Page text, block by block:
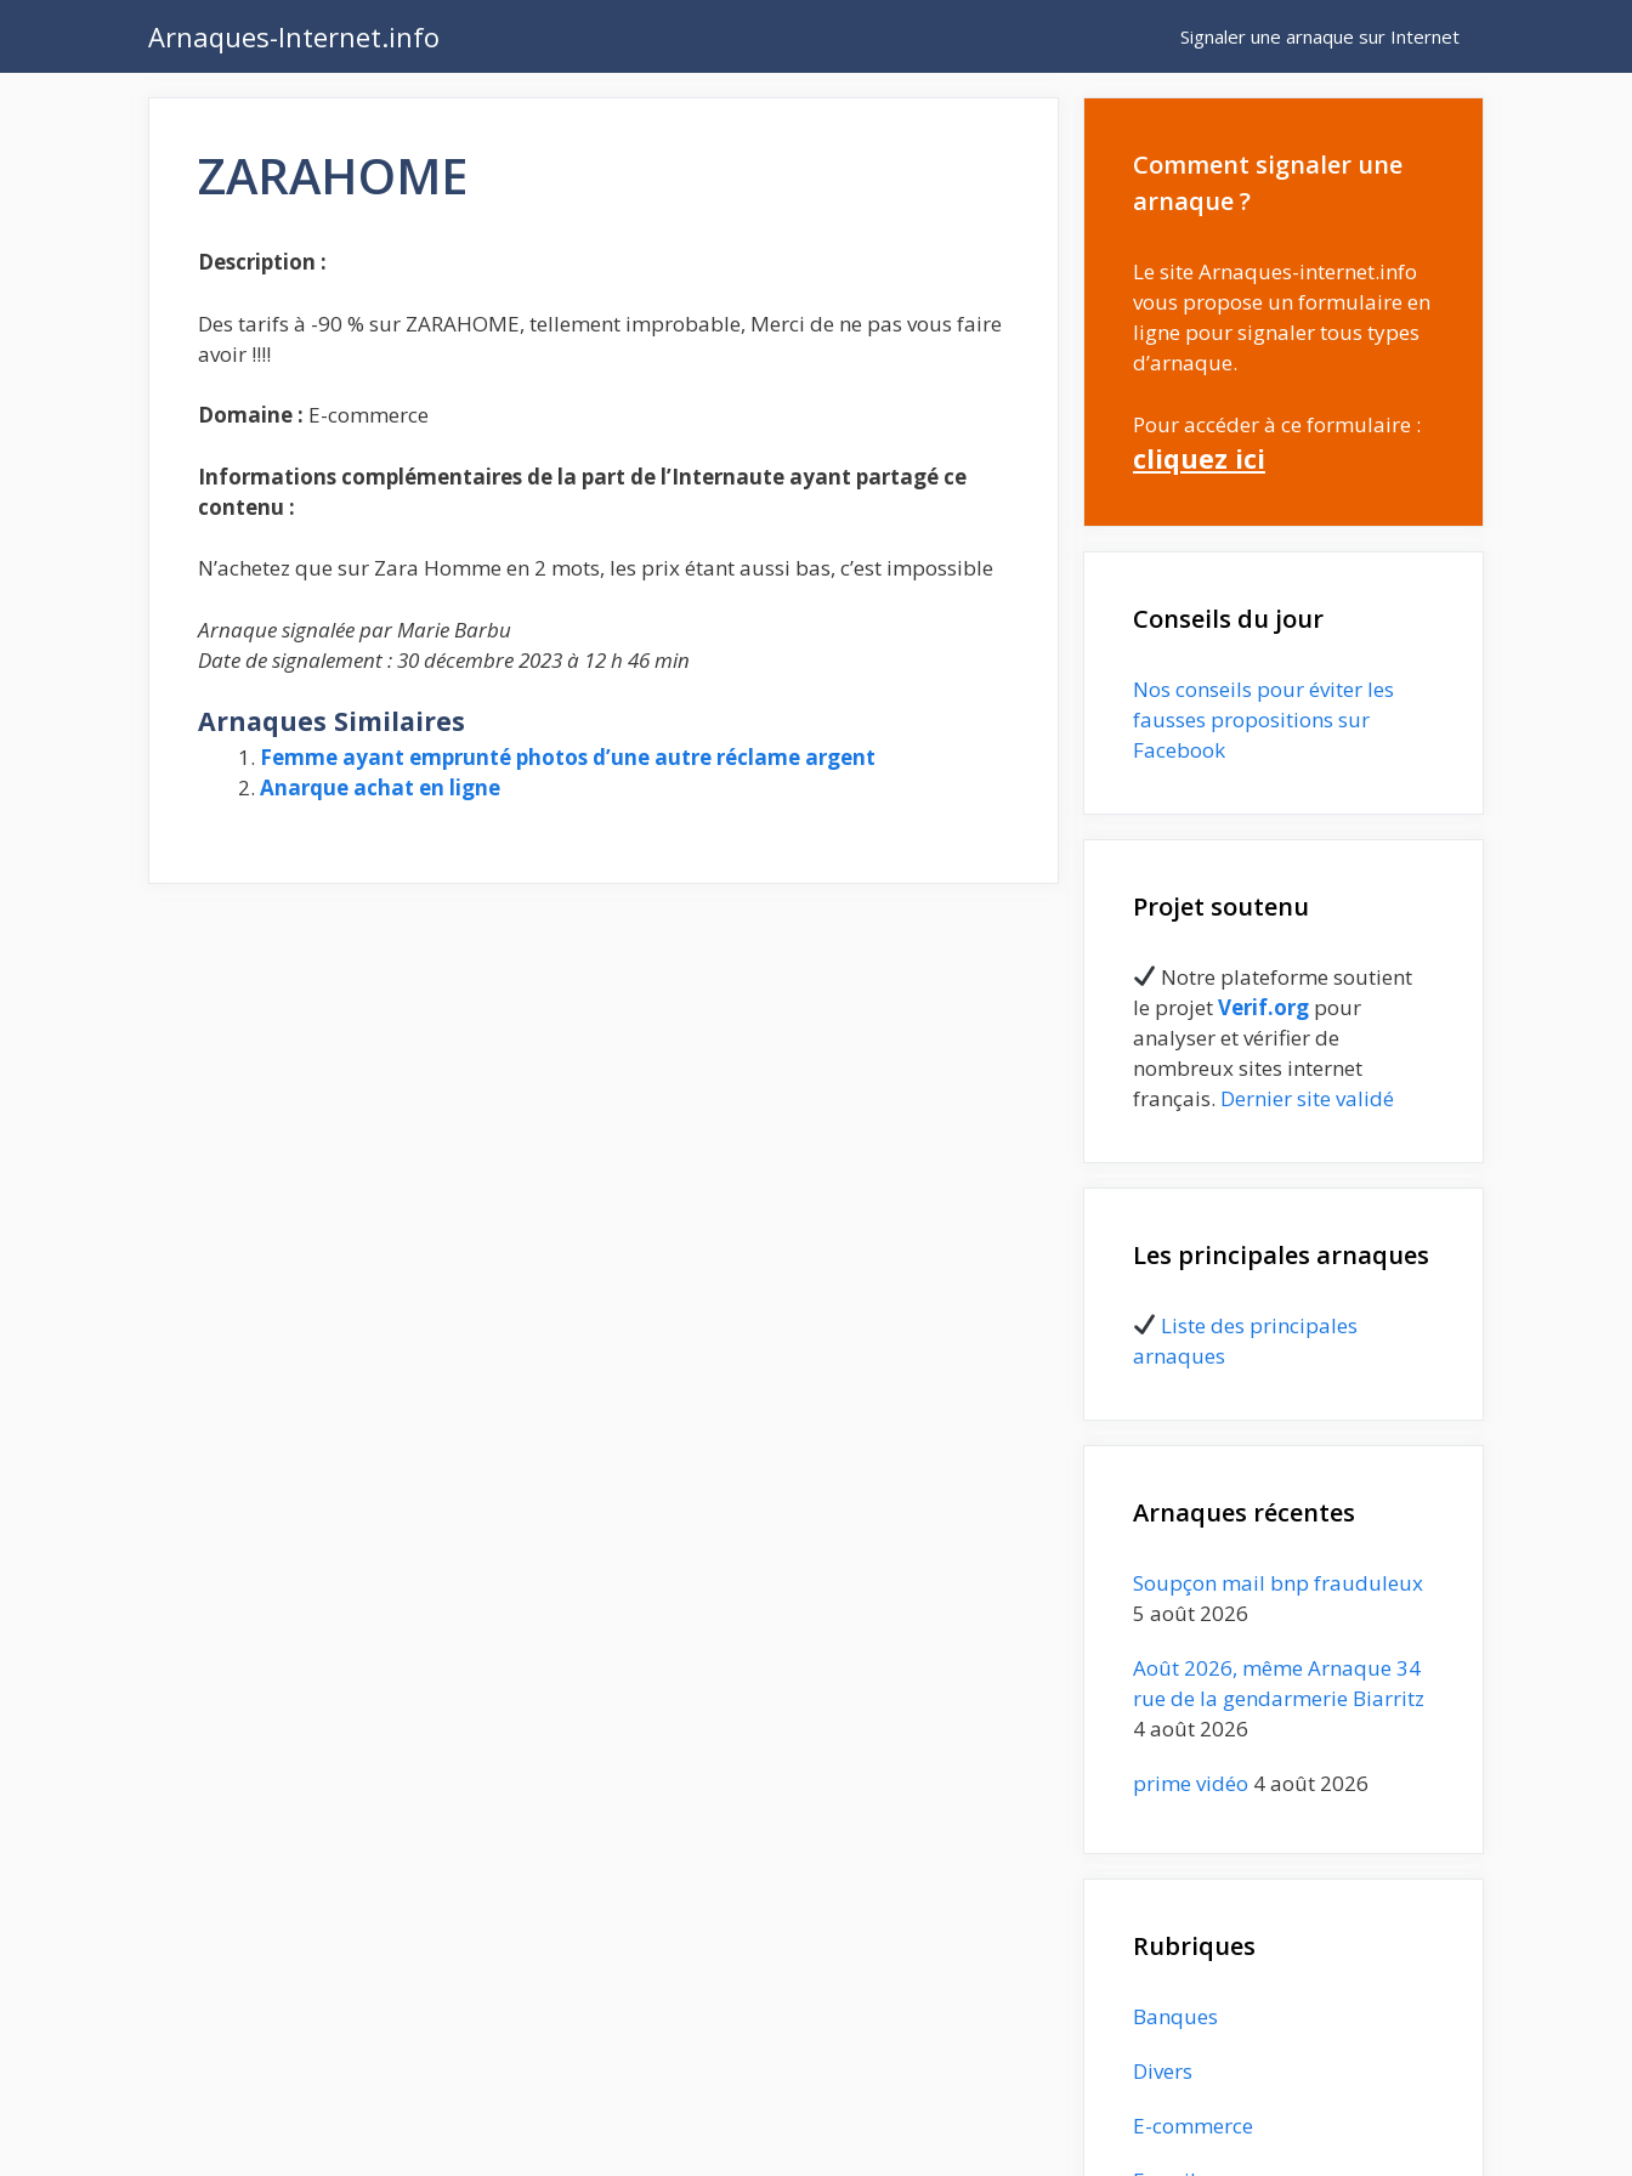
contenu
Arnaques-Internet.info Signaler une arnaque sur Internet
ZARAHOME
Description :
Des tarifs à -90 % sur ZARAHOME, tellement improbable, Merci de ne pas vous faire
avoir !!!!
Domaine : E-commerce
Informations complémentaires de la part de l’Internaute ayant partagé ce
contenu :
N’achetez que sur Zara Homme en 2 mots, les prix étant aussi bas, c’est impossible
Arnaque signalée par Marie Barbu
Date de signalement : 30 décembre 2023 à 12 h 46 min
Arnaques Similaires
Femme ayant emprunté photos d’une autre réclame argent
Anarque achat en ligne
Comment signaler une
arnaque ?
Le site Arnaques-internet.info
vous propose un formulaire en
ligne pour signaler tous types
d’arnaque.
Pour accéder à ce formulaire :
cliquez ici
Conseils du jour
Nos conseils pour éviter les
fausses propositions sur
Facebook
Projet soutenu
Notre plateforme soutient
le projetVerif.org pour
analyser et vérifier de
nombreux sites internet
français. Dernier site validé
Les principales arnaques
Liste des principales
arnaques
Arnaques récentes
Soupçon mail bnp frauduleux
5 août 2026
Août 2026, même Arnaque 34
rue de la gendarmerie Biarritz
4 août 2026
prime vidéo 4 août 2026
Rubriques
Banques
Divers
E-commerce